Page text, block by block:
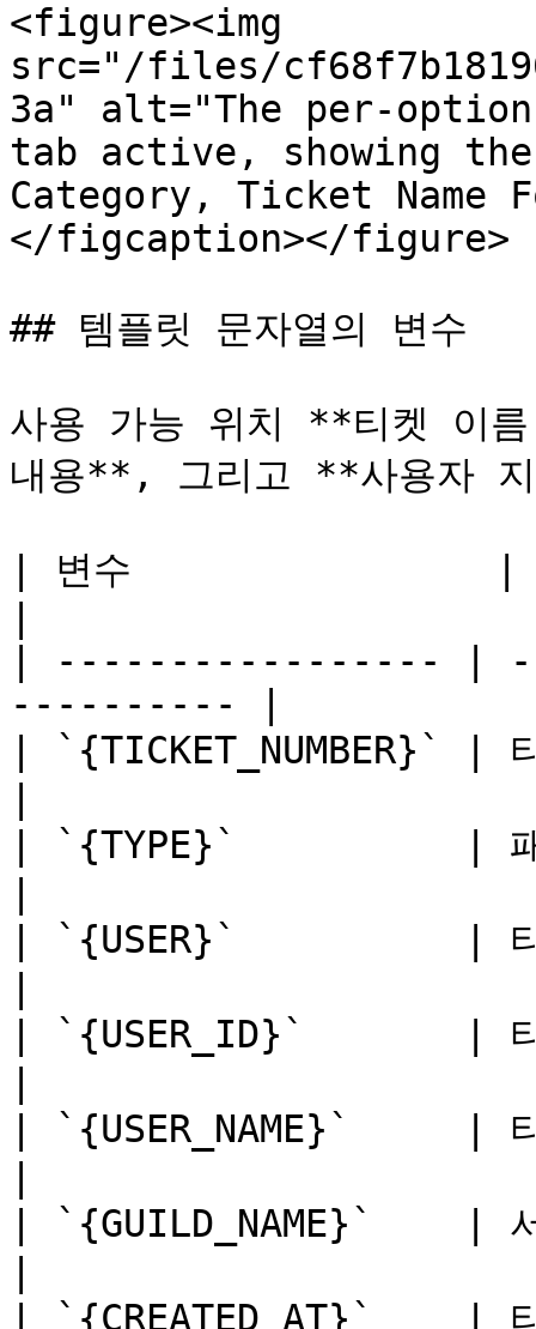
<figure><img
src="/files/
3a" alt="The per-
tab active, showing the
Category, Ticket Name
</figcaption></figure>
## 템플릿 문자열의 변수
사용 가능 위치 **티켓 이
내용**, 그리고 **사용자
| 변수                | 대
| ----------------- |
---------- |
| `{TICKET_NUMBER}` |
| `{TYPE}`          | 패
| `{USER}`          | 티
| `{USER_ID}`       | 티
| `{USER_NAME}`     |
| `{GUILD_NAME}`    |
| `{CREATED_AT}`    |